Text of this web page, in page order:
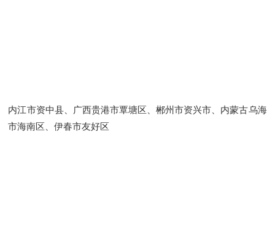
内江市资中县、广西贵港市覃塘区、郴州市资兴市、内蒙古乌海
市海南区、伊春市友好区